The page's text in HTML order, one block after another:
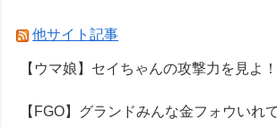
他サイト記事
【ウマ娘】セイちゃんの攻撃力を見よ！
【FGO】グランドみんな金フォウいれ